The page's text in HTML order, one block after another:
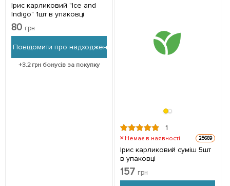
Ірис карликовий "Ice and
Indigo" 1шт в упаковці
80 грн
Повідомити про надходження
+3.2грн бонусів за покупку
1
Немає в наявності 25669
Ірис карликовий суміш 5шт
в упаковці
157 грн